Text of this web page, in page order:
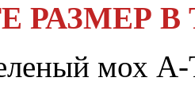
РАЗМЕР В
мох A-